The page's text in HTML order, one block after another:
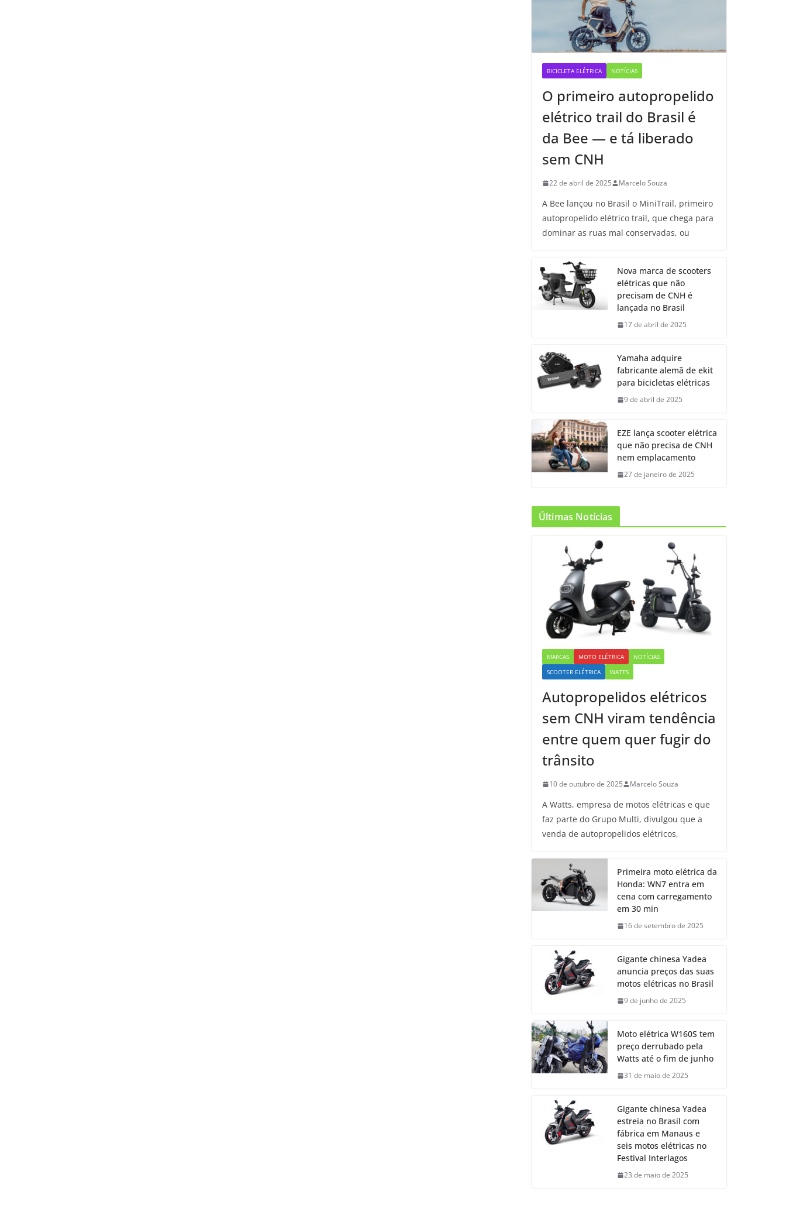
BICICLETA ELÉTRICA NOTÍCIAS
O primeiro autopropelido
elétrico trail do Brasil é
da Bee — e tá liberado
sem CNH
22 de abril de 2025 Marcelo Souza
A Bee lançou no Brasil o MiniTrail, primeiro
autopropelido elétrico trail, que chega para
dominar as ruas mal conservadas, ou
Nova marca de scooters
elétricas que não
precisam de CNH é
lançada no Brasil
17 de abril de 2025
Yamaha adquire
fabricante alemã de ekit
para bicicletas elétricas
9 de abril de 2025
EZE lança scooter elétrica
que não precisa de CNH
nem emplacamento
27 de janeiro de 2025
Últimas Notícias
MARCAS MOTO ELÉTRICA
NOTÍCIAS
SCOOTER ELÉTRICA
WATTS
Autopropelidos elétricos
sem CNH viram tendência
entre quem quer fugir do
trânsito
10 de outubro de 2025 Marcelo Souza
A Watts, empresa de motos elétricas e que
faz parte do Grupo Multi, divulgou que a
venda de autopropelidos elétricos,
Primeira moto elétrica da
Honda: WN7 entra em
cena com carregamento
em 30 min
16 de setembro de 2025
Gigante chinesa Yadea
anuncia preços das suas
motos elétricas no Brasil
9 de junho de 2025
Moto elétrica W160S tem
preço derrubado pela
Watts até o fim de junho
31 de maio de 2025
Gigante chinesa Yadea
estreia no Brasil com
fábrica em Manaus e
seis motos elétricas no
Festival Interlagos
23 de maio de 2025